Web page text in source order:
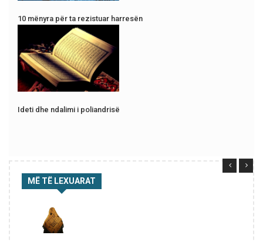
10 mënyra për ta rezistuar harresën
Ideti dhe ndalimi i poliandrisë
MË TË LEXUARAT